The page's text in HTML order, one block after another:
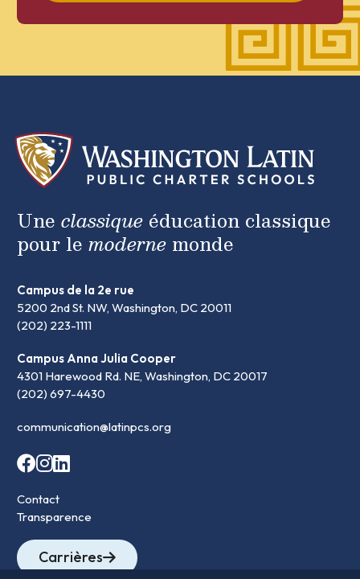
Une classique éducation classique
pour le moderne monde
Campus de la 2e rue
5200 2nd St. NW, Washington, DC 20011
(202) 223-1111
Campus Anna Julia Cooper
4301 Harewood Rd. NE, Washington, DC 20017
(202) 697-4430
communication@latinpcs.org
Contact
Transparence
Carrières